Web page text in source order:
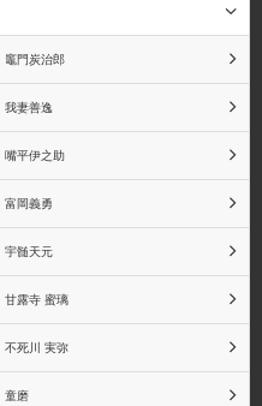
シルバーズ・レイリー
竈門炭治郎
我妻善逸
嘴平伊之助
富岡義勇
宇髄天元
甘露寺 蜜璃
不死川 実弥
童磨